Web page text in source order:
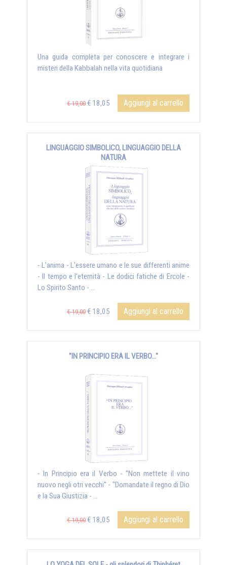
Una guida completa per conoscere e integrare i
misteri della Kabbalah nella vita quotidiana
€ 19,00 € 18,05 Aggiungi al carrello
LINGUAGGIO SIMBOLICO, LINGUAGGIO DELLA
NATURA
- L'anima - L'essere umano e le sue differenti anime
- Il tempo e l'eternità - Le dodici fatiche di Ercole -
Lo Spirito Santo - ...
€ 19,00 € 18,05 Aggiungi al carrello
"IN PRINCIPIO ERA IL VERBO..."
- In Principio era il Verbo - "Non mettete il vino
nuovo negli otri vecchi" - "Domandate il regno di Dio
e la Sua Giustizia - ...
€ 19,00 € 18,05 Aggiungi al carrello